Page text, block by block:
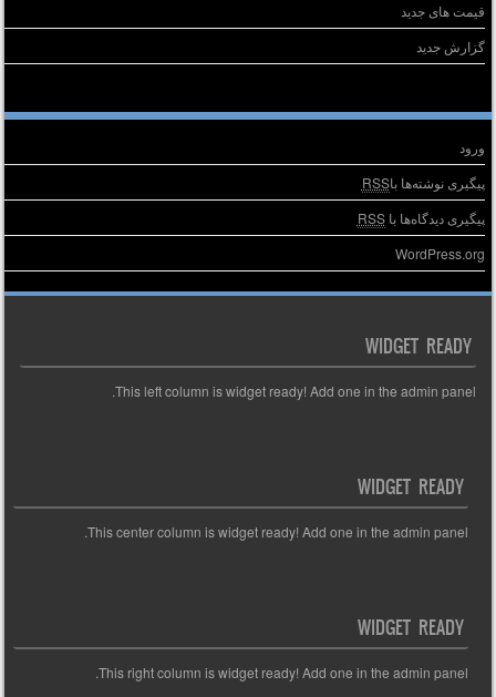
قیمت های جدید
گزارش جدید
ورود
پیگیری نوشته‌ها باRSS
پیگیری دیدگاه‌ها باRSS
WordPress.org
WIDGET READY
This left column is widget ready! Add one in the admin panel.
WIDGET READY
This center column is widget ready! Add one in the admin panel.
WIDGET READY
This right column is widget ready! Add one in the admin panel.